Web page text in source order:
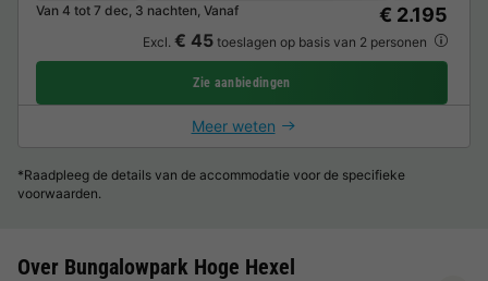
Van 4 tot 7 dec, 3 nachten, Vanaf
€ 2.195
Excl. € 45toeslagen op basis van 2 personen
Zie aanbiedingen
Meer weten
*Raadpleeg de details van de accommodatie voor de specifieke
voorwaarden.
Over Bungalowpark Hoge Hexel